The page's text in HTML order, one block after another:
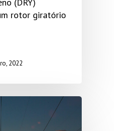
(DRY)
rotor giratório
2022